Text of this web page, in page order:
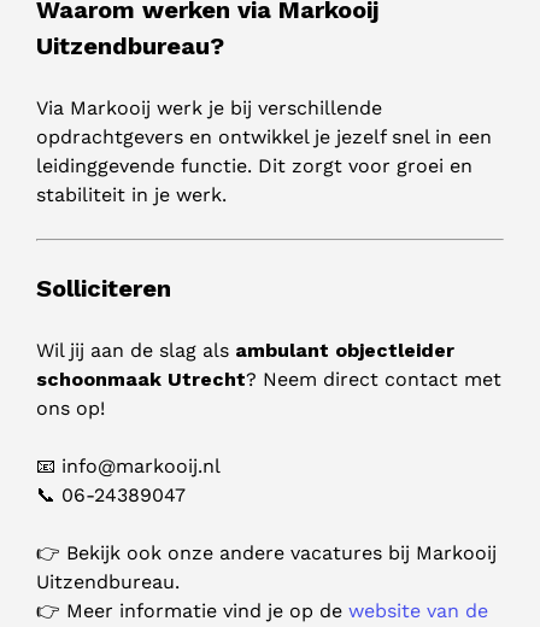
Waarom werken via Markooij
Uitzendbureau?
Via Markooij werk je bij verschillende
opdrachtgevers en ontwikkel je jezelf snel in een
leidinggevende functie. Dit zorgt voor groei en
stabiliteit in je werk.
Solliciteren
Wil jij aan de slag als ambulant objectleider
schoonmaak Utrecht? Neem direct contact met
ons op!
📧 info@markooij.nl
📞 06-24389047
👉 Bekijk ook onze andere vacatures bij Markooij
Uitzendbureau.
👉 Meer informatie vind je op de website van de